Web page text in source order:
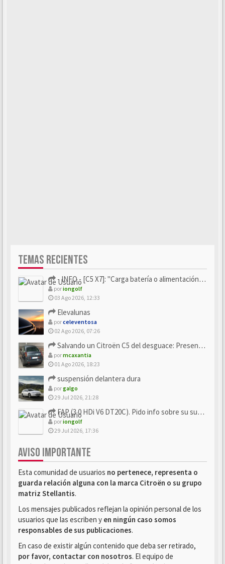
TEMAS RECIENTES
- INFO - [C5 X7]: "Carga batería o alimentación eléctri...
poriongolf
03 Ago 2026, 12:33
Elevalunas
porceleventosa
02 Ago 2026, 07:26
Salvando un Citroën C5 del desguace: Presentación y seguimiento
pormcaxantia
01 Ago 2026, 18:23
suspensión delantera dura
porgalgo
29 Jul 2026, 21:28
FAP (3.0 HDi V6 DT20C). Pido info sobre su sustitución
poriongolf
29 Jul 2026, 17:36
AVISO IMPORTANTE
Esta comunidad de usuarios no pertenece, representa o
guarda relación alguna con la marca Citroën o su grupo
matriz Stellantis.
Los mensajes publicados reflejan la opinión personal de los
usuarios que las escriben y en ningún caso somos
responsables de sus publicaciones.
En caso de existir algún contenido que deba ser retirado,
por favor, contactar con nosotros. El equipo de